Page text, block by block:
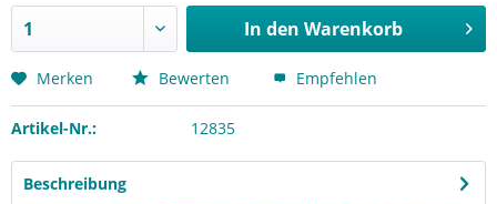
In den Warenkorb
Merken Bewerten Empfehlen
Artikel-Nr.: 12835
Beschreibung